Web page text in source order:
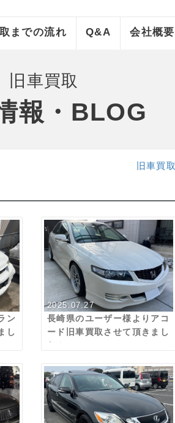
までの流れ Q&A 会社概要
旧車買取
報・BLOG
旧車買取
ン
し
2025.07.27
長崎県のユーザー様よりアコ
ード旧車買取させて頂きまし
た！